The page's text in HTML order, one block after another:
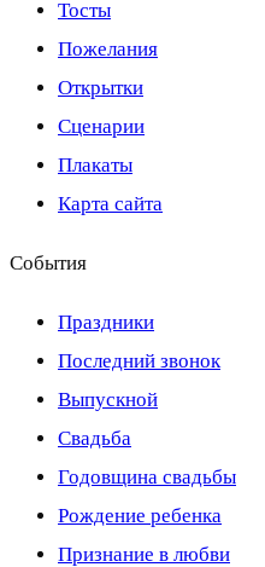
Тосты
Пожелания
Открытки
Сценарии
Плакаты
Карта сайта
События
Праздники
Последний звонок
Выпускной
Свадьба
Годовщина свадьбы
Рождение ребенка
Признание в любви